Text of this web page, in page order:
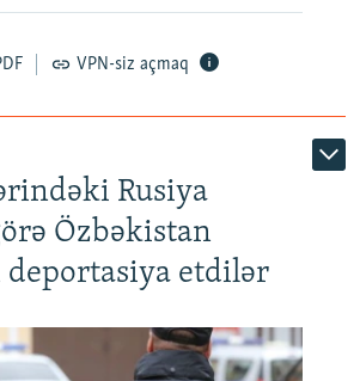
VPN-siz açmaq
Rusiya
Özbəkistan
deportasiya etdilər